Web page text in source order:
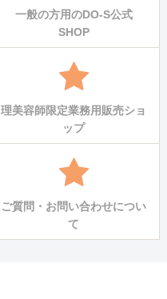
一般の方用のDO-S公式
SHOP
理美容師限定業務用販売ショ
ップ
ご質問・お問い合わせについ
て